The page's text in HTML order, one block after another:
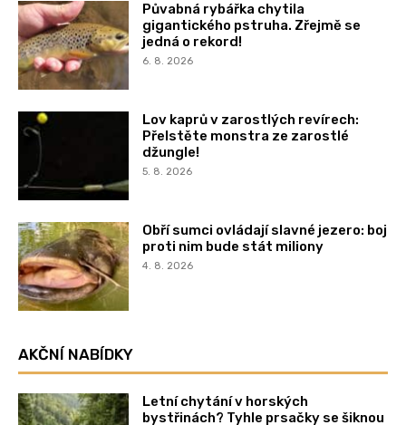
Půvabná rybářka chytila
gigantického pstruha. Zřejmě se
jedná o rekord!
6. 8. 2026
Lov kaprů v zarostlých revírech:
Přelstěte monstra ze zarostlé
džungle!
5. 8. 2026
Obří sumci ovládají slavné jezero: boj
proti nim bude stát miliony
4. 8. 2026
AKČNÍ NABÍDKY
Letní chytání v horských
bystřinách? Tyhle prsačky se šiknou